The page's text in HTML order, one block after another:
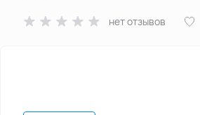
нет отзывов